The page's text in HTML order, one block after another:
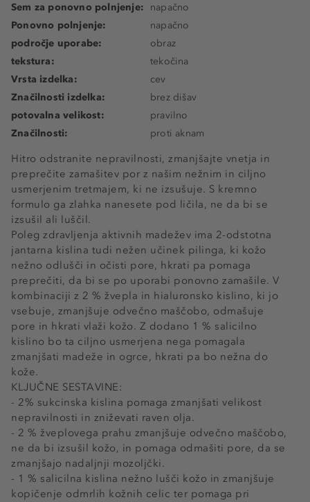
Hitro odstranite nepravilnosti, zmanjšajte vnetja in
preprečite zamašitev por z našim nežnim in ciljno
usmerjenim tretmajem, ki ne izsušuje. S kremno
formulo ga zlahka nanesete pod ličila, ne da bi se
izsušil ali luščil.
Poleg zdravljenja aktivnih madežev ima 2-odstotna
jantarna kislina tudi nežen učinek pilinga, ki kožo
nežno odlušči in očisti pore, hkrati pa pomaga
preprečiti, da bi se po uporabi ponovno zamašile. V
kombinaciji z 2 % žvepla in hialuronsko kislino, ki jo
vsebuje, zmanjšuje odvečno maščobo, odmašuje
pore in hkrati vlaži kožo. Z dodano 1 % salicilno
kislino bo ta ciljno usmerjena nega pomagala
zmanjšati madeže in ogrce, hkrati pa bo nežna do
kože.
KLJUČNE SESTAVINE:
- 2% sukcinska kislina pomaga zmanjšati velikost
nepravilnosti in zniževati raven olja.
- 2 % žveplovega prahu zmanjšuje odvečno maščobo,
ne da bi izsušil kožo, in pomaga odmašiti pore, da se
zmanjšajo nadaljnji mozoljčki.
- 1 % salicilna kislina nežno lušči kožo in zmanjšuje
kopičenje odmrlih kožnih celic ter pomaga pri
Sem za ponovno polnjenje:
napačno
Ponovno polnjenje:
napačno
področje uporabe:
obraz
tekstura:
tekočina
Vrsta izdelka:
cev
Značilnosti izdelka:
brez dišav
potovalna velikost:
pravilno
Značilnosti:
proti aknam